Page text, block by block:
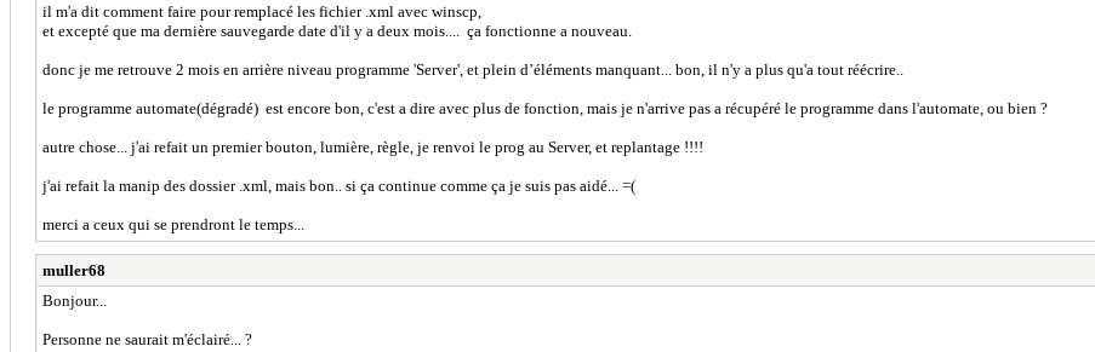
il m'a dit comment faire pour remplacé les fichier .xml avec winscp,
et excepté que ma dernière sauvegarde date d'il y a deux mois.... ça fonctionne a nouveau.
donc je me retrouve 2 mois en arrière niveau programme 'Server', et plein d’éléments manquant... bon, il n'y a plus qu'a tout réécrire..
le programme automate(dégradé) est encore bon, c'est a dire avec plus de fonction, mais je n'arrive pas a récupéré le programme dans l'automate, ou bien ?
autre chose... j'ai refait un premier bouton, lumière, règle, je renvoi le prog au Server, et replantage !!!!
j'ai refait la manip des dossier .xml, mais bon.. si ça continue comme ça je suis pas aidé... =(
merci a ceux qui se prendront le temps...
muller68
Bonjour...
Personne ne saurait m'éclairé... ?